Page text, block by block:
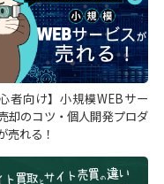
心者向け】小規模WEBサー
却のコツ・個人開発プロダ
売れる！